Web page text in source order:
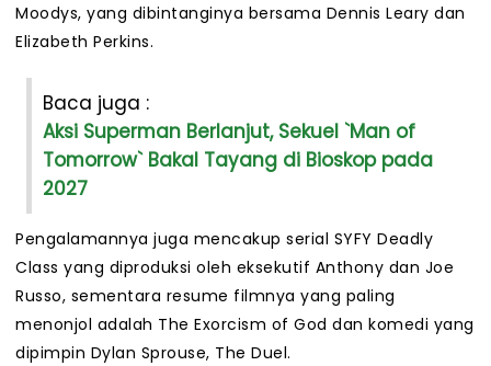
Moodys, yang dibintanginya bersama Dennis Leary dan
Elizabeth Perkins.
Baca juga :
Aksi Superman Berlanjut, Sekuel `Man of
Tomorrow` Bakal Tayang di Bioskop pada
2027
Pengalamannya juga mencakup serial SYFY Deadly
Class yang diproduksi oleh eksekutif Anthony dan Joe
Russo, sementara resume filmnya yang paling
menonjol adalah The Exorcism of God dan komedi yang
dipimpin Dylan Sprouse, The Duel.